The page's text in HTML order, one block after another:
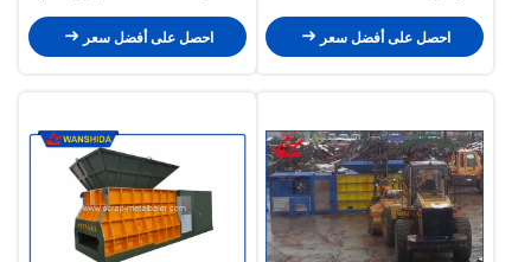
احصل على أفضل سعر
احصل على أفضل سعر